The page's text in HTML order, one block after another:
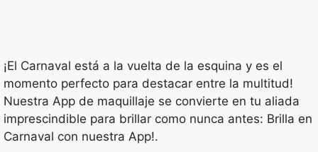
¡El Carnaval está a la vuelta de la esquina y es el
momento perfecto para destacar entre la multitud!
Nuestra App de maquillaje se convierte en tu aliada
imprescindible para brillar como nunca antes: Brilla en
Carnaval con nuestra App!.